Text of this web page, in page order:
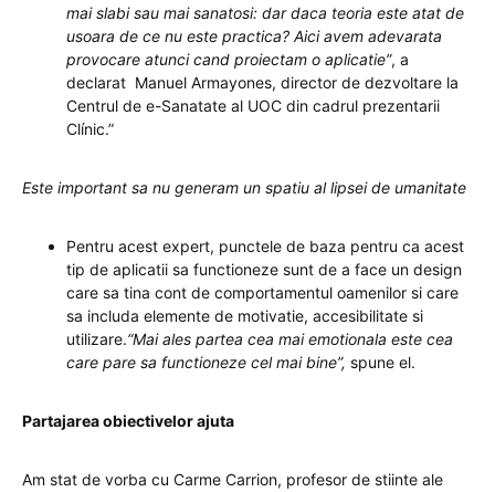
mai slabi sau mai sanatosi: dar daca teoria este atat de
usoara de ce nu este practica? Aici avem adevarata
provocare atunci cand proiectam o aplicatie”, a
declarat Manuel Armayones, director de dezvoltare la
Centrul de e-Sanatate al UOC din cadrul prezentarii
Clínic.”
Este important sa nu generam un spatiu al lipsei de umanitate
Pentru acest expert, punctele de baza pentru ca acest
tip de aplicatii sa functioneze sunt de a face un design
care sa tina cont de comportamentul oamenilor si care
sa includa elemente de motivatie, accesibilitate si
utilizare.“Mai ales partea cea mai emotionala este cea
care pare sa functioneze cel mai bine”, spune el.
Partajarea obiectivelor ajuta
Am stat de vorba cu Carme Carrion, profesor de stiinte ale